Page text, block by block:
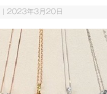
2023年3月20日